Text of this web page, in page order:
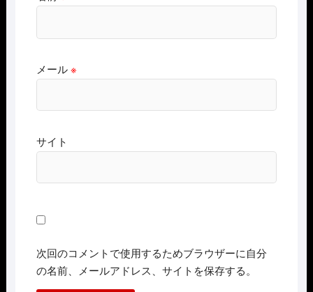
メール ※
サイト
次回のコメントで使用するためブラウザーに自分
の名前、メールアドレス、サイトを保存する。